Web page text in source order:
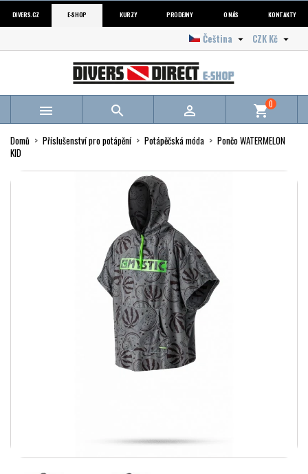
DIVERS.CZ E-SHOP KURZY PRODEJNY O NÁS KONTAKTY
CZK Kč 
Čeština 
   shopping_cart0
Domů Příslušenství pro potápění Potápěčská móda
Pončo WATERMELON
KID